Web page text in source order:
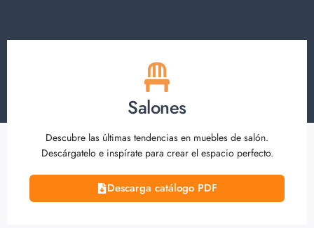
Salones
Descubre las últimas tendencias en muebles de salón.
Descárgatelo e inspírate para crear el espacio perfecto.
Descarga catálogo PDF